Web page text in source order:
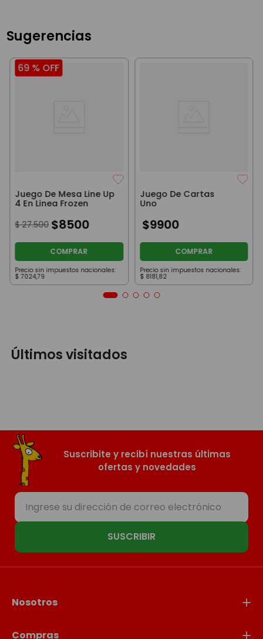
Sugerencias
69 % OFF
Juego De Mesa Line Up
4 En Linea Frozen
$ 27.500 $8500
COMPRAR
Precio sin impuestos nacionales:
$ 7024,79
Juego De Cartas
Uno
$9900
COMPRAR
Precio sin impuestos nacionales:
$ 8181,82
Últimos visitados
Suscribite y recibí nuestras últimas
ofertas y novedades
SUSCRIBIR
Nosotros
Compras